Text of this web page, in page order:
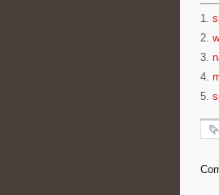
1.
2.
3.
4.
5.